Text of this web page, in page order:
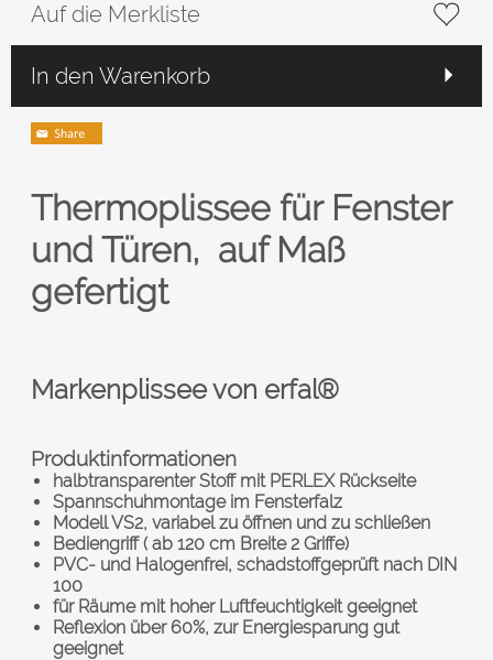
Auf die Merkliste
In den Warenkorb
Thermoplissee für Fenster
und Türen, auf Maß
gefertigt
Markenplissee von erfal®
Produktinformationen
halbtransparenter Stoff mit PERLEX Rückseite
Spannschuhmontage im Fensterfalz
Modell VS2, variabel zu öffnen und zu schließen
Bediengriff ( ab 120 cm Breite 2 Griffe)
PVC- und Halogenfrei, schadstoffgeprüft nach DIN
100
für Räume mit hoher Luftfeuchtigkeit geeignet
Reflexion über 60%, zur Energiesparung gut
geeignet